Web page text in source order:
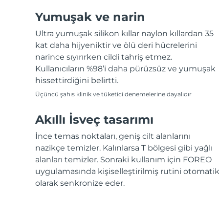
Yumuşak ve narin
Ultra yumuşak silikon kıllar naylon kıllardan 35
kat daha hijyeniktir ve ölü deri hücrelerini
narince sıyırırken cildi tahriş etmez.
Kullanıcıların %98’i daha pürüzsüz ve yumuşak
hissettirdiğini belirtti.
Üçüncü şahıs klinik ve tüketici denemelerine dayalıdır
Akıllı İsveç tasarımı
İnce temas noktaları, geniş cilt alanlarını
nazikçe temizler. Kalınlarsa T bölgesi gibi yağlı
alanları temizler. Sonraki kullanım için FOREO
uygulamasında kişiselleştirilmiş rutini otomatik
olarak senkronize eder.